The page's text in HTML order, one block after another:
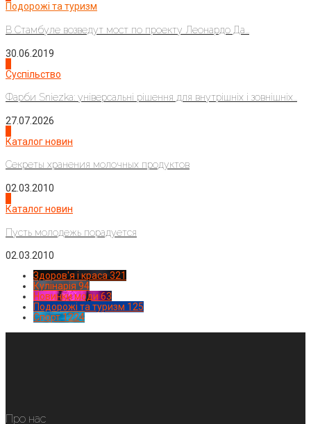
Подорожі та туризм
В Стамбуле возведут мост по проекту Леонардо Да...
30.06.2019
Суспільство
Фарби Sniezka: універсальні рішення для внутрішніх і зовнішніх...
27.07.2026
Каталог новин
Секреты хранения молочных продуктов
02.03.2010
Каталог новин
Пусть молодежь порадуется
02.03.2010
Здоров'я і краса321
Кулінарія 94
Новинки моди 63
Подорожі та туризм 125
Спорт1224
Про нас